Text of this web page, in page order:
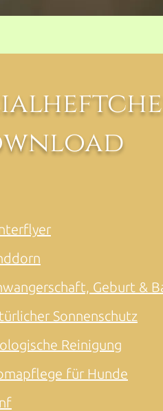
Geburt &
Sonnenschutz
Reinigung
für Hunde